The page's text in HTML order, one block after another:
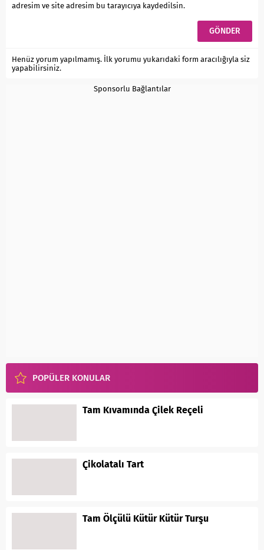
adresim ve site adresim bu tarayıcıya kaydedilsin.
Henüz yorum yapılmamış. İlk yorumu yukarıdaki form aracılığıyla siz
yapabilirsiniz.
Sponsorlu Bağlantılar
POPÜLER KONULAR
Tam Kıvamında Çilek Reçeli
Çikolatalı Tart
Tam Ölçülü Kütür Kütür Turşu